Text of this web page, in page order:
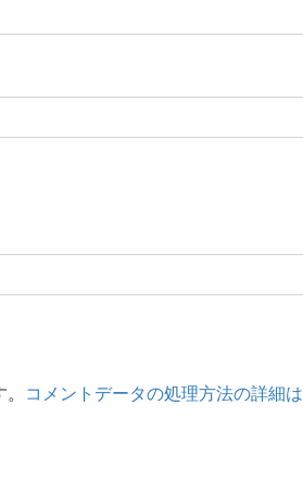
コメントデータの処理方法の詳細は